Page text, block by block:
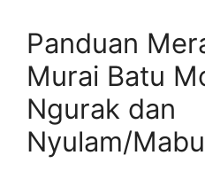
Panduan
Murai Batu
Ngurak dan
Nyulam/